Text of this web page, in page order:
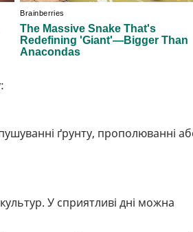
ґрунту, прополюванні
У сприятливі дні можна